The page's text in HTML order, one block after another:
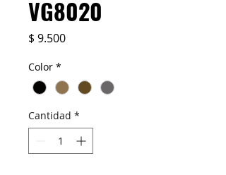
VG8020
$ 9.500Precio
Color *
Cantidad *